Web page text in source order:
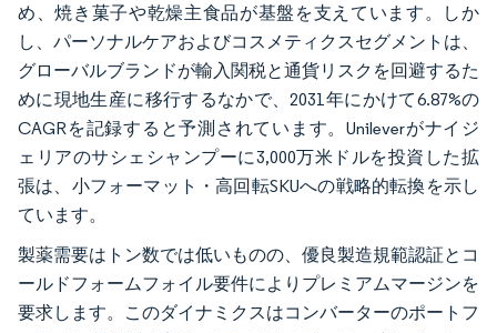
め、焼き菓子や乾燥主食品が基盤を支えています。しか
し、パーソナルケアおよびコスメティクスセグメントは、
グローバルブランドが輸入関税と通貨リスクを回避するた
めに現地生産に移行するなかで、2031年にかけて6.87%の
CAGRを記録すると予測されています。Unileverがナイジ
ェリアのサシェシャンプーに3,000万米ドルを投資した拡
張は、小フォーマット・高回転SKUへの戦略的転換を示し
ています。
製薬需要はトン数では低いものの、優良製造規範認証とコ
ールドフォームフォイル要件によりプレミアムマージンを
要求します。このダイナミクスはコンバーターのポートフ